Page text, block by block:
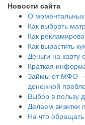
Новости сайта
О моментальных
Как выбрать
Как
Как вырастить
Деньги на
Краткая
Займы от МФО -
денежной
Выбор в пользу
Делаем визитки
На что